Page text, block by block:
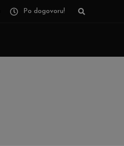
Po dogovoru!